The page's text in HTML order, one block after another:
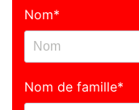
Nom*
Nom de famille*